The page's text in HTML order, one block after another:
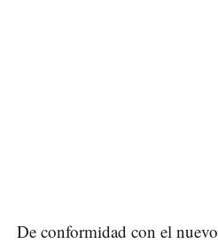
De conformidad con el nuevo